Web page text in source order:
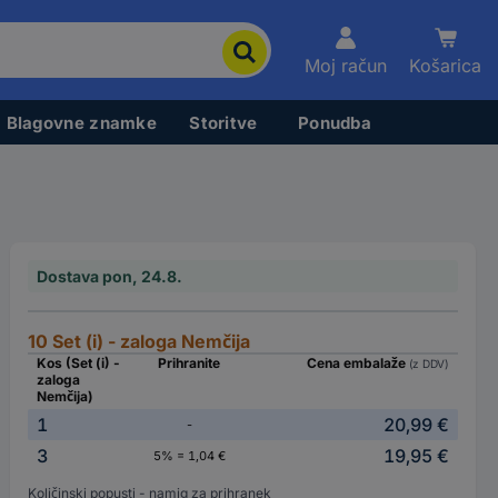
Moj račun Košarica
Blagovne znamke Storitve Ponudba
Dostava pon, 24.8.
10 Set (i) - zaloga Nemčija
Kos (Set (i) -
zaloga
Nemčija)
Prihranite Cena embalaže (z DDV)
1 -
20,99 €
3
5% = 1,04 € 19,95 €
Količinski popusti - namig za prihranek